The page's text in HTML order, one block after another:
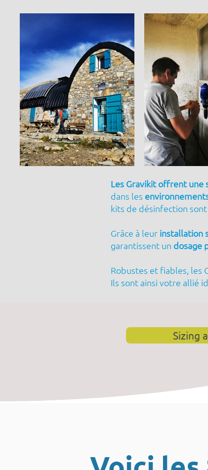
Les Gravikit offrent une
dans les
kits de désinfection
Grâce à leur installation
garantissent un dosage
Robustes et fiables, les
Ils sont ainsi votre allié
Sizing